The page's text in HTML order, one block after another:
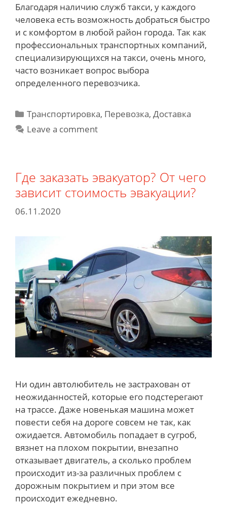
Благодаря наличию служб такси, у каждого
человека есть возможность добраться быстро
и с комфортом в любой район города. Так как
профессиональных транспортных компаний,
специализирующихся на такси, очень много,
часто возникает вопрос выбора
определенного перевозчика.
Categories
Транспортировка, Перевозка, Доставка
Leave a comment
Где заказать эвакуатор? От чего
зависит стоимость эвакуации?
06.11.2020
Ни один автолюбитель не застрахован от
неожиданностей, которые его подстерегают
на трассе. Даже новенькая машина может
повести себя на дороге совсем не так, как
ожидается. Автомобиль попадает в сугроб,
вязнет на плохом покрытии, внезапно
отказывает двигатель, а сколько проблем
происходит из-за различных проблем с
дорожным покрытием и при этом все
происходит ежедневно.